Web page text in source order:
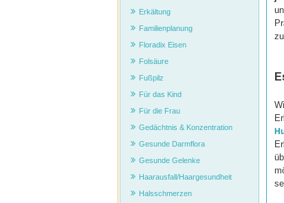
Erkältung
Familienplanung
Floradix Eisen
Folsäure
Fußpilz
Für das Kind
Für die Frau
Gedächtnis & Konzentration
Gesunde Darmflora
Gesunde Gelenke
Haarausfall/Haargesundheit
Halsschmerzen